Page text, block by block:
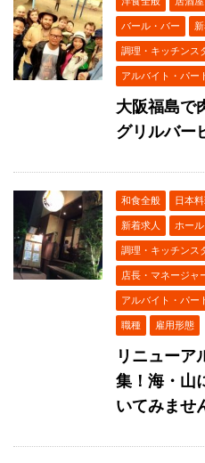
バール・バー
調理・キッチンス
アルバイト・パー
大阪福島で
グリルバー
和食全般 日本
新着求人 ホー
調理・キッチンス
店長・マネージャ
アルバイト・パー
職種 雇用形態
リニューア
集！海・山
いてみませ